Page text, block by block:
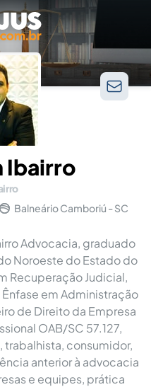
Ibairro
Balneário Camboriú - SC
Advocacia, graduado
Noroeste do Estado do
Recuperação Judicial,
em Administração
de Direito da Empresa
OAB/SC 57.127,
trabalhista, consumidor,
anterior à advocacia
e equipes, prática